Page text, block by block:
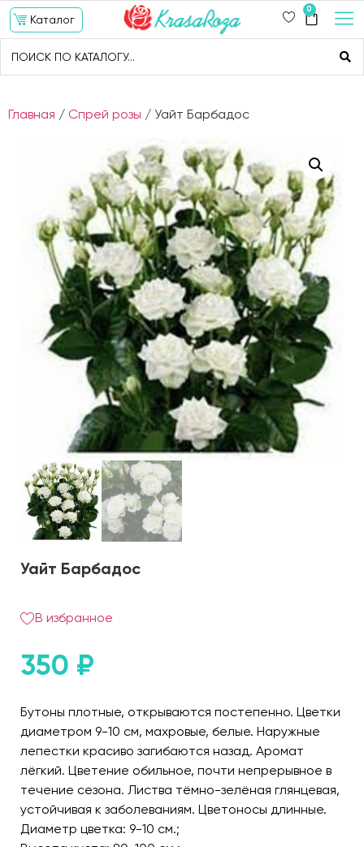
Каталог
0
Главная / Спрей розы / Уайт Барбадос
Уайт Барбадос
В избранное
350 ₽
Бутоны плотные, открываются постепенно. Цветки
диаметром 9-10 см, махровые, белые. Наружные
лепестки красиво загибаются назад. Аромат
лёгкий. Цветение обильное, почти непрерывное в
течение сезона. Листва тёмно-зелёная глянцевая,
устойчивая к заболеваниям. Цветоносы длинные.
Диаметр цветка: 9-10 см.;